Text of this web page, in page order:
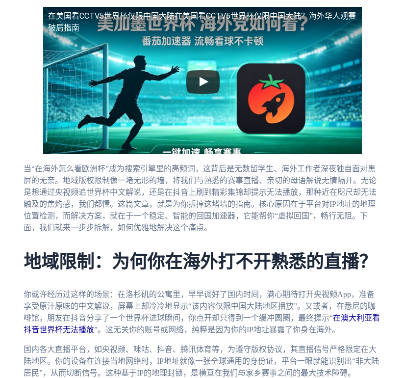
在美国看CCTV5世界杯仅限中国大陆在美国看CCTV5世界杯仅限中国大陆？海外华人观赛
破局指南
当“在海外怎么看欧洲杯”成为搜索引擎里的高频词，这背后是无数留学生、海外工作者深夜独自面对黑
屏的无奈。地域版权限制像一堵无形的墙，将我们与熟悉的赛事直播、亲切的母语解说无情隔开。无论
是想通过央视频追世界杯中文解说，还是在抖音上刷到精彩集锦却提示无法播放，那种近在咫尺却无法
触及的焦灼感，我们都懂。这篇文章，就是为你拆掉这堵墙的指南。核心原因在于平台对IP地址的地理
位置检测，而解决方案，就在于一个稳定、智能的回国加速器，它能帮你“虚拟回国”，畅行无阻。下
面，我们就来一步步拆解，如何优雅地解决这个痛点。
地域限制：为何你在海外打不开熟悉的直播？
你或许经历过这样的场景：在洛杉矶的公寓里，早早调好了国内时间，满心期待打开央视频App，准备
享受原汁原味的中文解说，屏幕上却冷冷地显示“该内容仅限中国大陆地区播放”。又或者，在悉尼的咖
啡馆，朋友在抖音分享了一个世界杯进球瞬间，你点开却只得到一个缓冲圆圈，最终提示“在澳大利亚看
抖音世界杯无法播放”。这无关你的账号或网络，纯粹是因为你的IP地址暴露了你身在海外。
国内各大直播平台，如央视频、咪咕、抖音、腾讯体育等，为遵守版权协议，其直播信号严格限定在大
陆地区。你的设备在连接当地网络时，IP地址就像一张全球通用的身份证，平台一眼就能识别出“非大陆
居民”，从而切断信号。这种基于IP的地理封锁，是横亘在我们与家乡赛事之间的最大技术障碍。